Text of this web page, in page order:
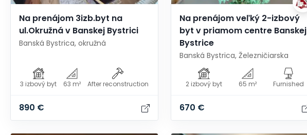
Na prenájom 3izb.byt na
ul.Okružná v Banskej Bystrici
Banská Bystrica, okružná
3 izbový byt 63 m² After reconstruction
890 €
Na prenájom veľký 2-izbový
byt v priamom centre Banskej
Bystrice
Banská Bystrica, Železničiarska
2 izbový byt 65 m² Furnished
670 €